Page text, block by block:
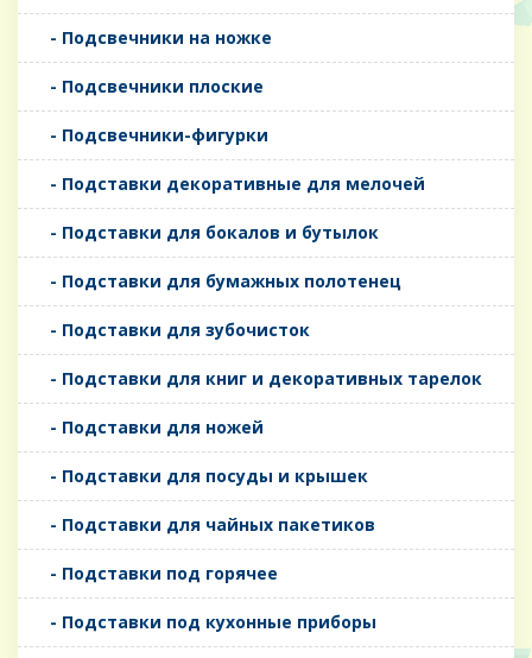
- Подсвечники на ножке
- Подсвечники плоские
- Подсвечники-фигурки
- Подставки декоративные для мелочей
- Подставки для бокалов и бутылок
- Подставки для бумажных полотенец
- Подставки для зубочисток
- Подставки для книг и декоративных тарелок
- Подставки для ножей
- Подставки для посуды и крышек
- Подставки для чайных пакетиков
- Подставки под горячее
- Подставки под кухонные приборы